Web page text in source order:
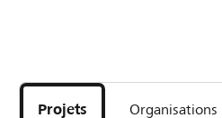
DE FR IT
les
projets
Projets Organisations